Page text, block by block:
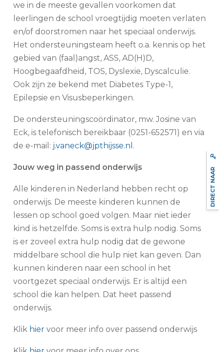
we in de meeste gevallen voorkomen dat
leerlingen de school vroegtijdig moeten verlaten
en/of doorstromen naar het speciaal onderwijs.
Het ondersteuningsteam heeft o.a. kennis op het
gebied van (faal)angst, ASS, AD(H)D,
Hoogbegaafdheid, TOS, Dyslexie, Dyscalculie.
Ook zijn ze bekend met Diabetes Type-1,
Epilepsie en Visusbeperkingen.
De ondersteuningscoördinator, mw. Josine van
Eck, is telefonisch bereikbaar (0251-652571) en via
de e-mail: j.vaneck@jpthijsse.nl .
Jouw weg in passend onderwijs
Alle kinderen in Nederland hebben recht op
onderwijs. De meeste kinderen kunnen de
lessen op school goed volgen. Maar niet ieder
kind is hetzelfde. Soms is extra hulp nodig. Soms
is er zoveel extra hulp nodig dat de gewone
middelbare school die hulp niet kan geven. Dan
kunnen kinderen naar een school in het
voortgezet speciaal onderwijs. Er is altijd een
school die kan helpen. Dat heet passend
onderwijs.
Klik hiervoor meer info over passend onderwijs
DIRECT NAAR